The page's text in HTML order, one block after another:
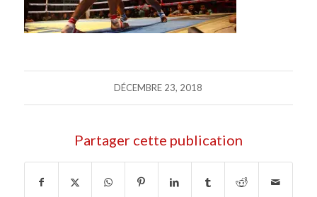
DÉCEMBRE 23, 2018
Partager cette publication